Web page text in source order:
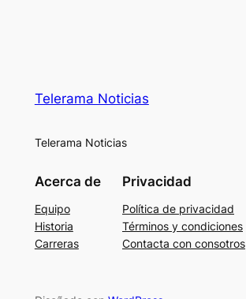
Telerama Noticias
Telerama Noticias
Acerca de
Equipo
Historia
Carreras
Privacidad
Política de privacidad
Términos y condiciones
Contacta con consotros